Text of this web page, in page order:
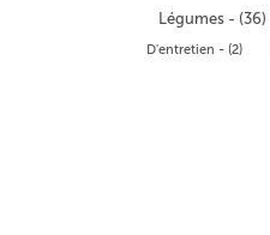
Légumes - (36)
D'entretien - (2)